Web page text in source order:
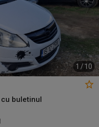
1 /10
buletinul